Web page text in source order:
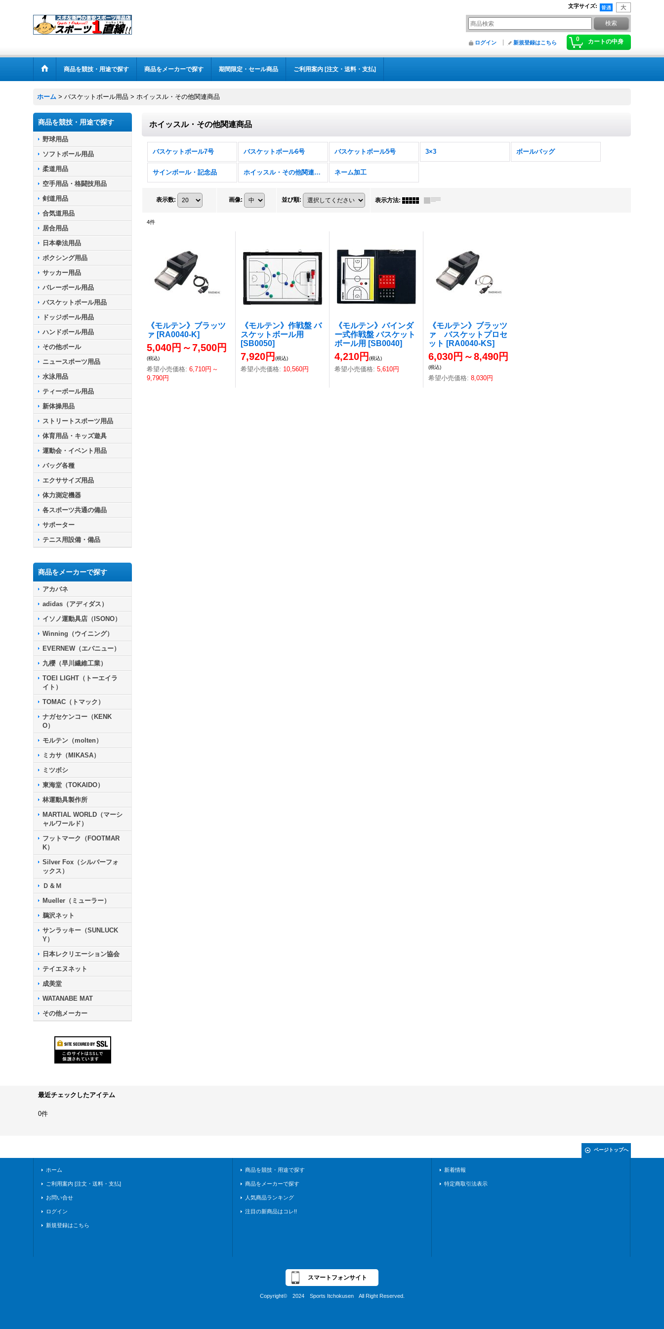
文字サイズ:
0 カートの中身
ログイン 新規登録はこちら
商品を競技・用途で探す 商品をメーカーで探す 期間限定・セール商品 ご利用案内 [注文・送料・支払]
ホーム > バスケットボール用品 > ホイッスル・その他関連商品
商品を競技・用途で探す
野球用品
ソフトボール用品
柔道用品
空手用品・格闘技用品
剣道用品
合気道用品
居合用品
日本拳法用品
ボクシング用品
サッカー用品
バレーボール用品
バスケットボール用品
ドッジボール用品
ハンドボール用品
その他ボール
ニュースポーツ用品
水泳用品
ティーボール用品
新体操用品
ストリートスポーツ用品
体育用品・キッズ遊具
運動会・イベント用品
バッグ各種
エクササイズ用品
体力測定機器
各スポーツ共通の備品
サポーター
テニス用設備・備品
商品をメーカーで探す
アカバネ
adidas（アディダス）
イソノ運動具店（ISONO）
Winning（ウイニング）
EVERNEW（エバニュー）
九櫻（早川繊維工業）
TOEI LIGHT（トーエイラ
イト）
TOMAC（トマック）
ナガセケンコー（KENK
O）
モルテン（molten）
ミカサ（MIKASA）
ミツボシ
東海堂（TOKAIDO）
林運動具製作所
MARTIAL WORLD（マーシ
ャルワールド）
フットマーク（FOOTMAR
K）
Silver Fox（シルバーフォ
ックス）
Ｄ＆Ｍ
Mueller（ミューラー）
鵜沢ネット
サンラッキー（SUNLUCK
Y）
日本レクリエーション協会
テイエヌネット
成美堂
WATANABE MAT
その他メーカー
ホイッスル・その他関連商品
バスケットボール7号 バスケットボール6号 バスケットボール5号 3×3 ボールバッグ
サインボール・記念品 ホイッスル・その他関連商品 ネーム加工
表示数: 画像: 並び順: 表示方法:
4件
《モルテン》ブラッツ
ァ [RA0040-K]
5,040円 ～7,500円
(税込)
希望小売価格: 6,710円 ～
9,790円
《モルテン》作戦盤 バ
スケットボール用
[SB0050]
7,920円(税込)
希望小売価格: 10,560円
《モルテン》バインダ
ー式作戦盤 バスケット
ボール用 [SB0040]
4,210円(税込)
希望小売価格: 5,610円
《モルテン》ブラッツ
ァ バスケットプロセ
ット [RA0040-KS]
6,030円 ～8,490円
(税込)
希望小売価格: 8,030円
最近チェックしたアイテム
0件
ページトップへ
ホーム
ご利用案内 [注文・送料・支払]
お問い合せ
ログイン
新規登録はこちら
商品を競技・用途で探す
商品をメーカーで探す
人気商品ランキング
注目の新商品はコレ!!
新着情報
特定商取引法表示
スマートフォンサイト
Copyright© 2024 Sports Itchokusen All Right Reserved.